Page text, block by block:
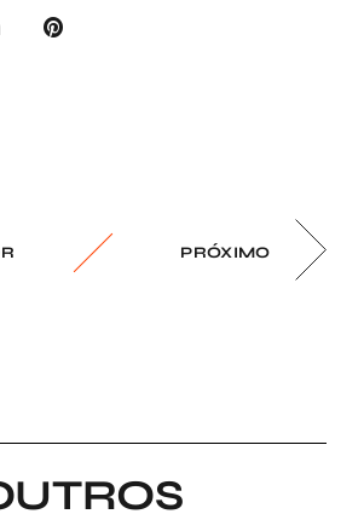
PRÓXIMO